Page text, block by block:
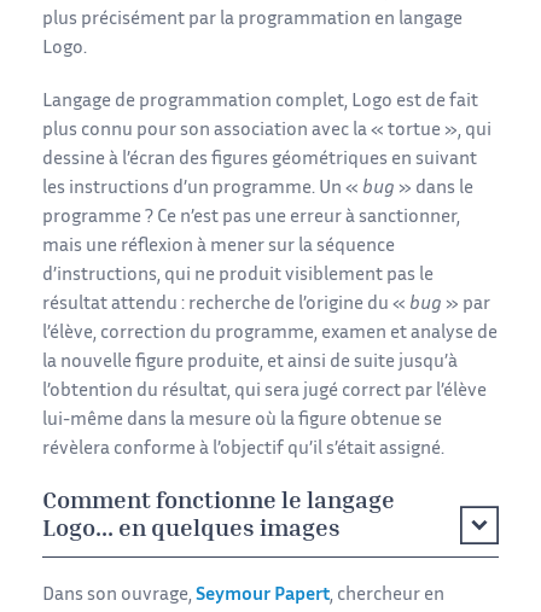
plus précisément par la programmation en langage
Logo.
Langage de programmation complet, Logo est de fait
plus connu pour son association avec la « tortue », qui
dessine à l’écran des figures géométriques en suivant
les instructions d’un programme. Un « bug » dans le
programme ? Ce n’est pas une erreur à sanctionner,
mais une réflexion à mener sur la séquence
d’instructions, qui ne produit visiblement pas le
résultat attendu : recherche de l’origine du « bug » par
l’élève, correction du programme, examen et analyse de
la nouvelle figure produite, et ainsi de suite jusqu’à
l’obtention du résultat, qui sera jugé correct par l’élève
lui-même dans la mesure où la figure obtenue se
révèlera conforme à l’objectif qu’il s’était assigné.
Comment fonctionne le langage
Logo... en quelques images
Dans son ouvrage, Seymour Papert, chercheur en